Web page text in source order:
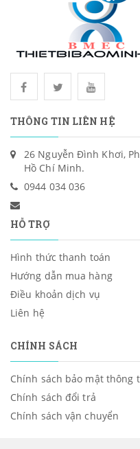
THÔNG TIN LIÊN HỆ
26 Nguyễn Đình Khơi,
Hồ Chí Minh.
0944 034 036
HỖ TRỢ
Hình thức thanh toán
Hướng dẫn mua hàng
Điều khoản dịch vụ
Liên hệ
CHÍNH SÁCH
Chính sách bảo mật thông
Chính sách đổi trả
Chính sách vận chuyển